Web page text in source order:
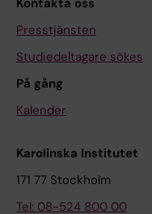
Kontakta oss
Presstjänsten
Studiedeltagare sökes
På gång
Kalender
Karolinska Institutet
171 77 Stockholm
Tel: 08-524 800 00